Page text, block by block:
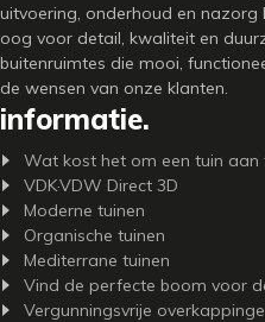
uitvoering, onderhoud en
oog voor detail, kwaliteit en
buitenruimtes die mooi,
de wensen van onze klanten.
informatie.
Wat kost het om een tuin aan
VDK·VDW Direct 3D
Moderne tuinen
Organische tuinen
Mediterrane tuinen
Vind de perfecte boom voor
Vergunningsvrije